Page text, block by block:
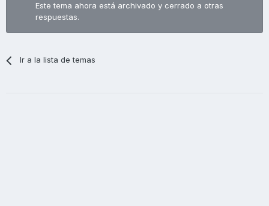
Este tema ahora está archivado y cerrado a otras
respuestas.
Ir a la lista de temas